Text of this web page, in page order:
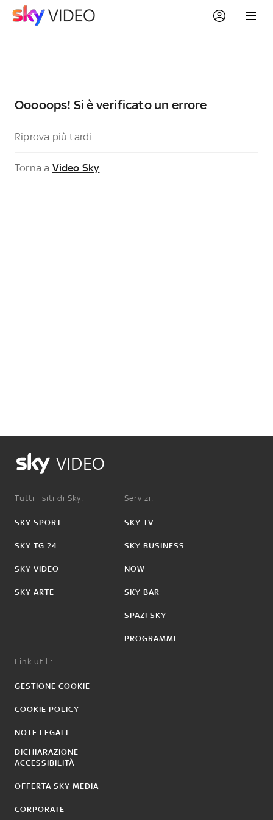
Ooooops! Si è verificato un errore
Riprova più tardi
Torna a Video Sky
VIDEO
Tutti i siti di Sky:
SKY SPORT
SKY TG 24
SKY VIDEO
SKY ARTE
Servizi:
SKY TV
SKY BUSINESS
NOW
SKY BAR
SPAZI SKY
PROGRAMMI
Link utili:
GESTIONE COOKIE
COOKIE POLICY
NOTE LEGALI
DICHIARAZIONE
ACCESSIBILITÀ
OFFERTA SKY MEDIA
CORPORATE